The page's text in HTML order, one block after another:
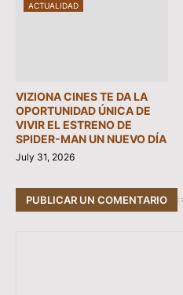
ACTUALIDAD
VIZIONA CINES TE DA LA
OPORTUNIDAD ÚNICA DE
VIVIR EL ESTRENO DE
SPIDER-MAN UN NUEVO DÍA
July 31, 2026
PUBLICAR UN COMENTARIO